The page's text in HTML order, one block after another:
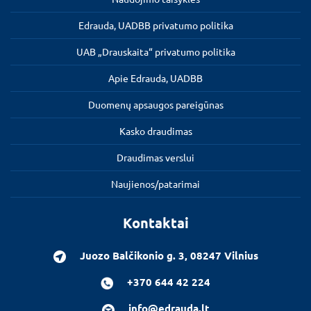
Edrauda, UADBB privatumo politika
UAB „Drauskaita“ privatumo politika
Apie Edrauda, UADBB
Duomenų apsaugos pareigūnas
Kasko draudimas
Draudimas verslui
Naujienos/patarimai
Kontaktai
Juozo Balčikonio g. 3, 08247 Vilnius
+370 644 42 224